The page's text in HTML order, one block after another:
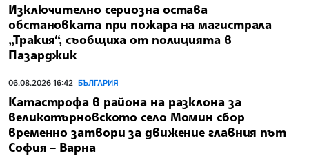
Изключително сериозна остава
обстановката при пожара на магистрала
„Тракия“, съобщиха от полицията в
Пазарджик
06.08.2026 16:42 БЪЛГАРИЯ
Катастрофа в района на разклона за
великотърновското село Момин сбор
временно затвори за движение главния път
София – Варна